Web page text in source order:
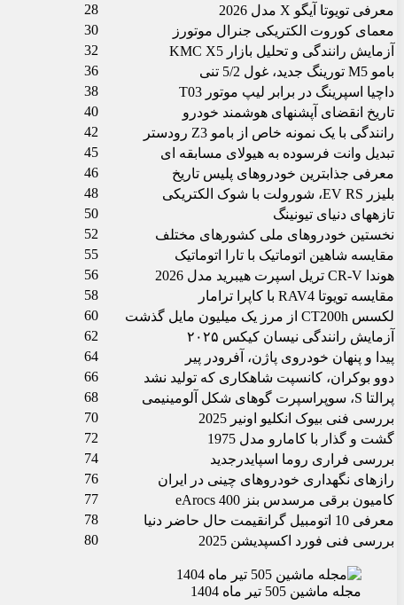
معرفی تویوتا آیگو X مدل 2026
28
معمای کوروت الکتریکی جنرال موتورز
30
آزمایش رانندگی و تحلیل بازار KMC X5
32
ب‏ام‏و M5 تورینگ جدید، غول 5/2 تنی
36
داچیا اسپرینگ در برابر لیپ موتور T03
38
تاریخ انقضای آپشن‏های هوشمند خودرو
40
رانندگی با یک نمونه خاص از ب‏ام‏و Z3 رودستر
42
تبدیل وانت فرسوده به هیولای مسابقه ای
45
معرفی جذاب‏ترین خودروهای پلیس تاریخ
46
بلیزر EV RS، شورولت با شوک الکتریکی
48
تازه‏های دنیای تیونینگ
50
نخستین خودروهای ملی کشورهای مختلف
52
مقایسه شاهین اتوماتیک با تارا اتوماتیک
55
هوندا CR-V تریل اسپرت هیبرید مدل 2026
56
مقایسه تویوتا RAV4 با کاپرا ترامار
58
لکسس CT200h از مرز یک میلیون مایل گذشت
60
آزمایش رانندگی نیسان کیکس ۲۰۲۵
62
پیدا و پنهان خودروی پاژن، آفرودر پیر
64
دوو بوکران، کانسپت شاهکاری که تولید نشد
66
پرالتا S، سوپراسپرت گوه‏ای شکل آلومینیمی
68
بررسی فنی بیوک انکلیو اونیر 2025
70
گشت و گذار با کامارو مدل 1975
72
بررسی فراری روما اسپایدرجدید
74
رازهای نگهداری خودروهای چینی در ایران
76
کامیون برقی مرسدس بنز eArocs 400
77
معرفی 10 اتومبیل گران‏قیمت حال حاضر دنیا
78
بررسی فنی فورد اکسپدیشن 2025
80
مجله ماشین 505 تیر ماه 1404